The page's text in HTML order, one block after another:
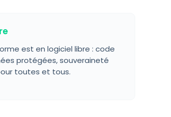
est en logiciel libre : code
protégées, souveraineté
toutes et tous.